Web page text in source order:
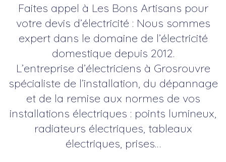
Faites appel à Les Bons Artisans pour
votre devis d’électricité : Nous sommes
expert dans le domaine de l’électricité
domestique depuis 2012.
L’entreprise d’électriciens à Grosrouvre
spécialiste de l’installation, du dépannage
et de la remise aux normes de vos
installations électriques : points lumineux,
radiateurs électriques, tableaux
électriques, prises…